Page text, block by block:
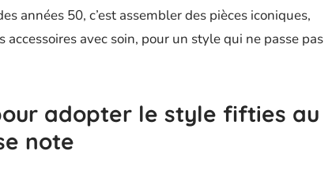
années 50, c’est assembler des pièces iconiques,
avec soin, pour un style qui ne passe pas
adopter le style fifties au
note